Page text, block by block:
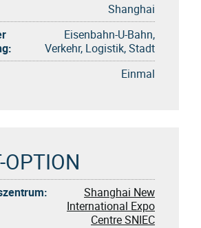
Shanghai
Eisenbahn-U-Bahn,
Verkehr, Logistik, Stadt
Einmal
OPTION
Shanghai New
International Expo
Centre SNIEC